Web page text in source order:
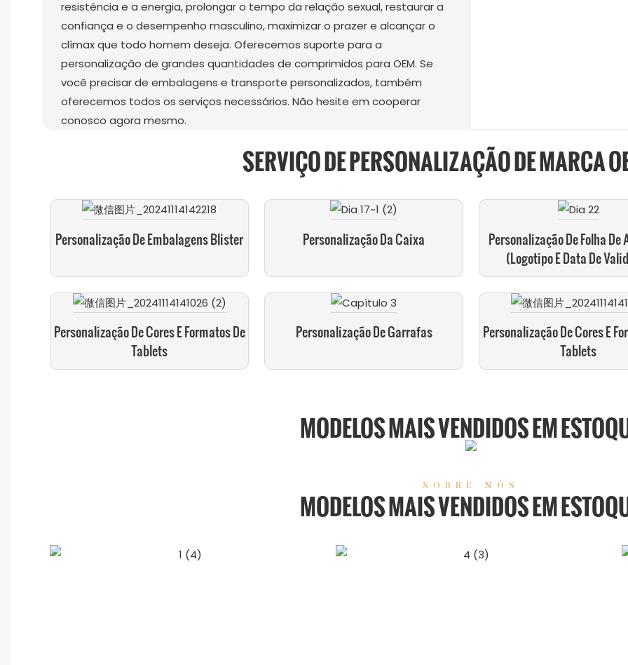
resistência e a energia, prolongar o tempo da relação sexual, restaurar a
confiança e o desempenho masculino, maximizar o prazer e alcançar o
clímax que todo homem deseja. Oferecemos suporte para a
personalização de grandes quantidades de comprimidos para OEM. Se
você precisar de embalagens e transporte personalizados, também
oferecemos todos os serviços necessários. Não hesite em cooperar
conosco agora mesmo.
SERVIÇO DE PERSONALIZAÇÃO DE MARCA
Personalização De Embalagens Blister Personalização Da Caixa
Personalização De Folha
(logotipo E Data De
Personalização De Cores E Formatos De
Tablets
Personalização De Garrafas
Personalização De Cores E
Tablets
MODELOS MAIS VENDIDOS EM
SOBRE NÓS
MODELOS MAIS VENDIDOS EM